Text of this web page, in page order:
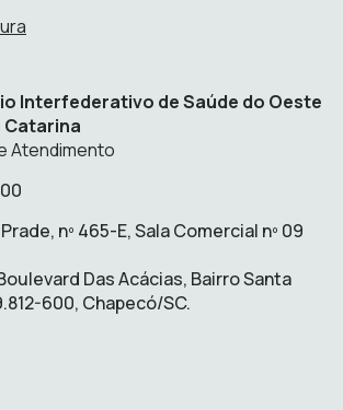
Interfederativo de Saúde do Oeste
Catarina
Atendimento
nº 465-E, Sala Comercial nº 09
Das Acácias, Bairro Santa
600, Chapecó/SC.